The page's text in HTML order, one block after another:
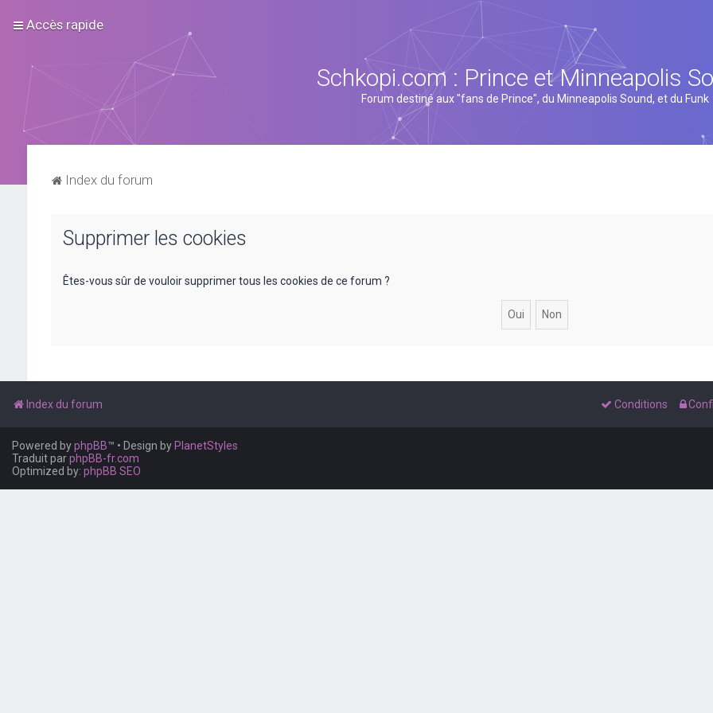
Accès rapide
Schkopi.com : Prince et Minneapolis
Forum destiné aux "fans de Prince", du Minneapolis Sound, et du Funk
Index du forum
Supprimer les cookies
Êtes-vous sûr de vouloir supprimer tous les cookies de ce forum ?
Index du forum Conditions
Powered byphpBB™ • Design by PlanetStyles
Traduit parphpBB-fr.com
Optimized by: phpBB SEO